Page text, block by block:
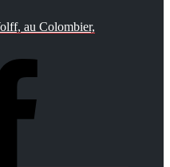
au Colombier,